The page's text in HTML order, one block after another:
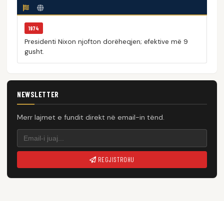
1974
Presidenti Nixon njofton dorëheqjen; efektive më 9
gusht.
NEWSLETTER
Merr lajmet e fundit direkt në email-in tënd.
REGJISTROHU